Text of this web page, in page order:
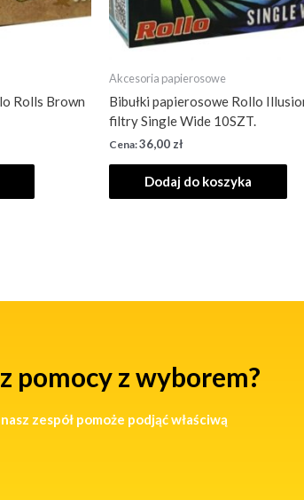
Rolls Brown
Akcesoria papierosowe
Bibułki papierosowe Rollo
filtry Single Wide 10SZT.
36,00 zł
Dodaj do koszyka
pomocy z wyborem?
zespół pomoże podjąć właściwą